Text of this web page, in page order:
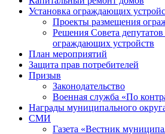
Установка ограждающих
Проекты размещения
Решения Совета
ограждающих устройств
План мероприятий
Защита прав потребителей
Призыв
Законодательство
Военная служба «По
Награды муниципального
СМИ
Газета «Вестник